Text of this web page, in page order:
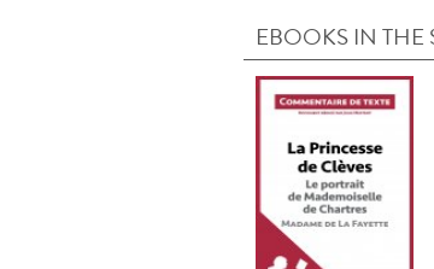
EBOOKS IN THE